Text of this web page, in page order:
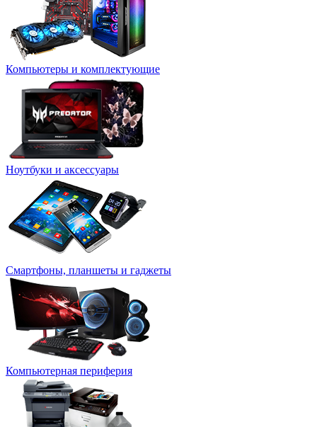
Компьютеры и комплектующие
Ноутбуки и аксессуары
Смартфоны, планшеты и гаджеты
Компьютерная периферия